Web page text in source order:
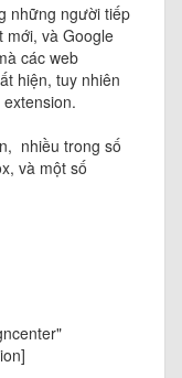
những người tiếp
mới, và Google
các web
hiện, tuy nhiên
nhiều trong số
và một số